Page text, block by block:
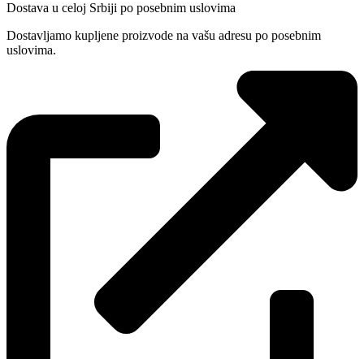
Dostava u celoj Srbiji po posebnim uslovima
Dostavljamo kupljene proizvode na vašu adresu po posebnim
uslovima.